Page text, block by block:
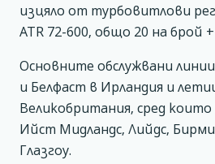
изцяло от турбовитлови
ATR 72-600, общо 20 на брой
Основните обслужвани
и Белфаст в Ирландия и
Великобритания, сред
Ийст Мидландс, Лийдс,
Глазгоу.